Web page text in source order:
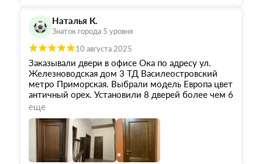
белорусы качественно делать двери и мебель.
Уж больно красиво они у меня смотрятся.
Наталья К.
Знаток города 5 уровня
10 августа 2025
Заказывали двери в офисе Ока по адресу ул.
Железноводская дом 3 ТД Василеостровский
метро Приморская. Выбрали модель Европа цвет
античный орех. Установили 8 дверей более чем 6
месяцев назад. Качество супер!!! Проверены в
использовании. Огромное спасибо всей
команде!!!Хотелось бы сказать про каждого с
кем общались. Договор заключали с Ольгой.
Грамотный консультант!!! Помогла подобрать
двери, плинтуса и фурнитуру учитывая наши
еще